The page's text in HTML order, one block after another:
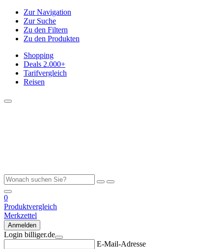
Zur Navigation
Zur Suche
Zu den Filtern
Zu den Produkten
Shopping
Deals 2.000+
Tarifvergleich
Reisen
0
Produktvergleich
Merkzettel
Anmelden
Login billiger.de
E-Mail-Adresse